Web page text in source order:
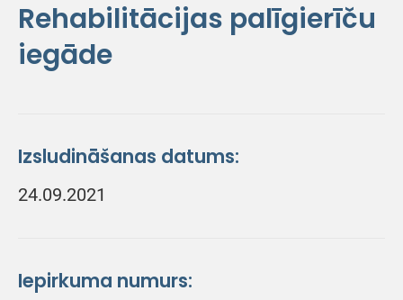
Rehabilitācijas palīgierīču
iegāde
Izsludināšanas datums:
24.09.2021
Iepirkuma numurs: